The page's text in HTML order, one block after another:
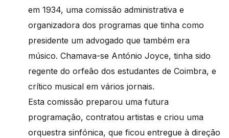
em 1934, uma comissão administrativa e
organizadora dos programas que tinha como
presidente um advogado que também era
músico. Chamava-se António Joyce, tinha sido
regente do orfeão dos estudantes de Coimbra, e
crítico musical em vários jornais.
Esta comissão preparou uma futura
programação, contratou artistas e criou uma
orquestra sinfónica, que ficou entregue à direção